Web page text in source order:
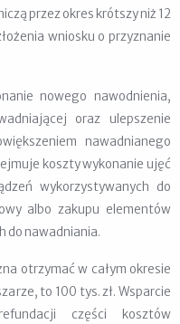
przez okres krótszy niż 12
wniosku o przyznanie
nowego nawodnienia,
oraz ulepszenie
nawadnianego
koszty wykonanie ujęć
wykorzystywanych do
albo zakupu elementów
do nawadniania.
otrzymać w całym okresie
to 100 tys. zł. Wsparcie
części kosztów